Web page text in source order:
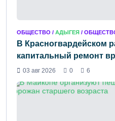
ОБЩЕСТВО / АДЫГЕЯ /
В Красногвардейском
капитальный ремонт
03 авг 2026 0 6